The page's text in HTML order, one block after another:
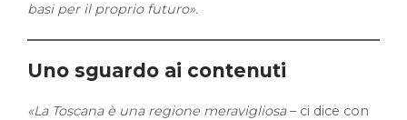
basi per il proprio futuro».
Uno sguardo ai contenuti
«La Toscana è una regione meravigliosa– ci dice con